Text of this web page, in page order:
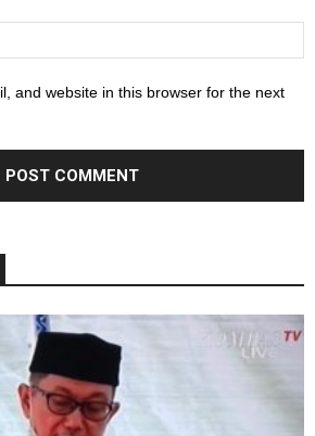
and website in this browser for the next